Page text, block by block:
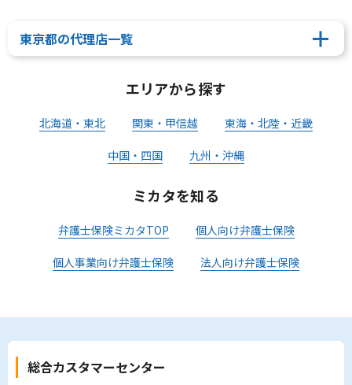
東京都の代理店一覧
エリアから探す
北海道・東北 関東・甲信越 東海・北陸・近畿
中国・四国 九州・沖縄
ミカタを知る
弁護士保険ミカタTOP 個人向け弁護士保険
個人事業向け弁護士保険 法人向け弁護士保険
総合カスタマーセンター